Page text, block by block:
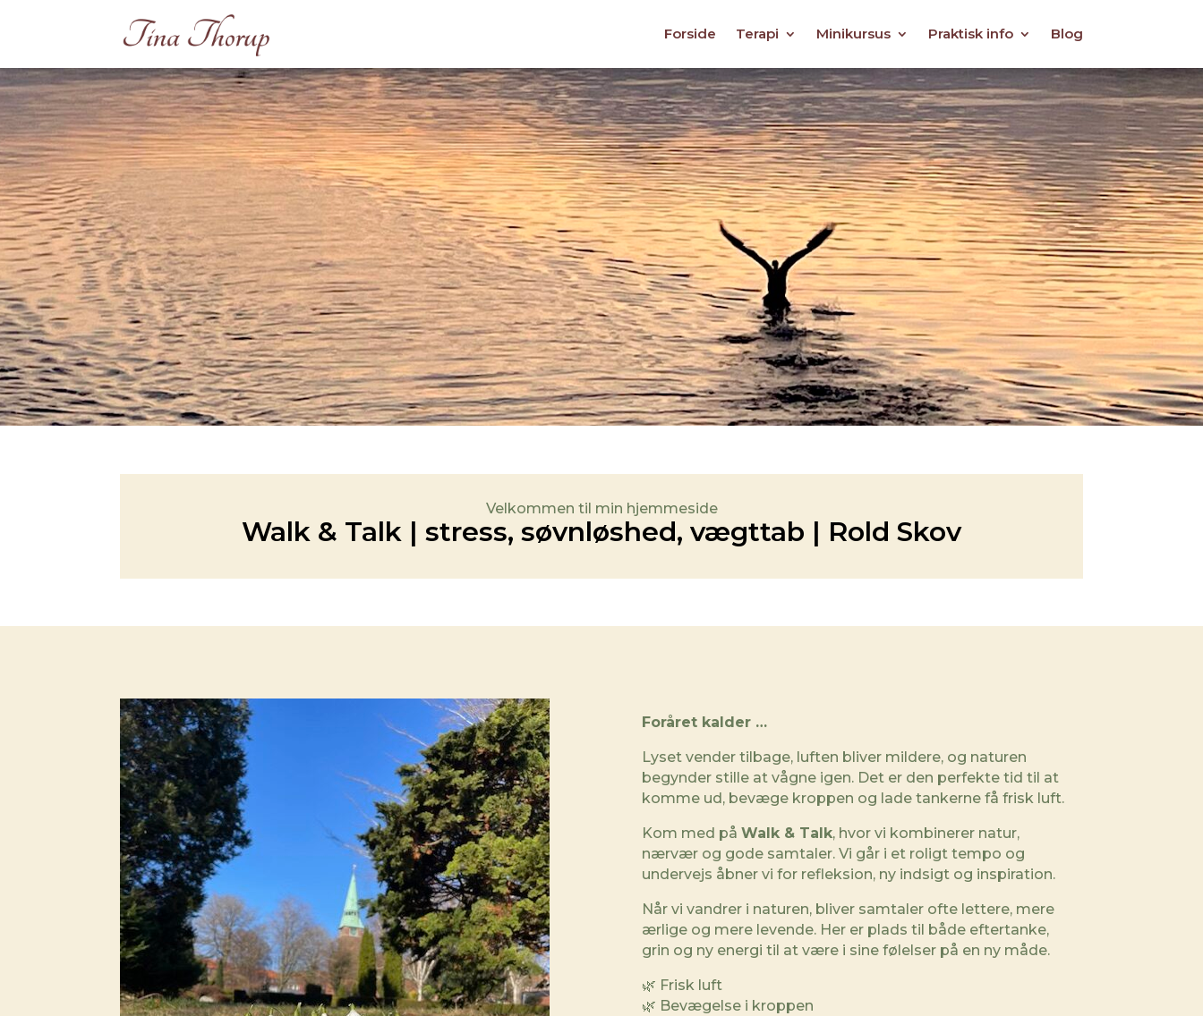
Forside Terapi Minikursus Praktisk info Blog
Velkommen til min hjemmeside
Walk & Talk | stress, søvnløshed, vægttab | Rold Skov
Foråret kalder …
Lyset vender tilbage, luften bliver mildere, og naturen
begynder stille at vågne igen. Det er den perfekte tid til at
komme ud, bevæge kroppen og lade tankerne få frisk luft.
Kom med på Walk & Talk, hvor vi kombinerer natur,
nærvær og gode samtaler. Vi går i et roligt tempo og
undervejs åbner vi for refleksion, ny indsigt og inspiration.
Når vi vandrer i naturen, bliver samtaler ofte lettere, mere
ærlige og mere levende. Her er plads til både eftertanke,
grin og ny energi til at være i sine følelser på en ny måde.
🌿 Frisk luft
🌿 Bevægelse i kroppen